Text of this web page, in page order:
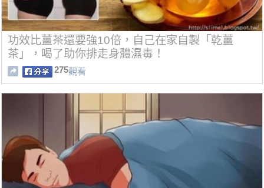
功效比薑茶還要強10倍，自己在家自製「乾薑
茶」，喝了助你排走身體濕毒！
275觀看